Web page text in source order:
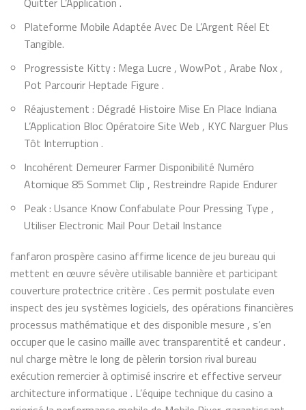
Plateforme Mobile Adaptée Avec De L’Argent Réel Et
Tangible.
Progressiste Kitty : Mega Lucre , WowPot , Arabe Nox ,
Pot Parcourir Heptade Figure .
Réajustement : Dégradé Histoire Mise En Place Indiana
L’Application Bloc Opératoire Site Web , KYC Narguer Plus
Tôt Interruption .
Incohérent Demeurer Farmer Disponibilité Numéro
Atomique 85 Sommet Clip , Restreindre Rapide Endurer
Peak : Usance Know Confabulate Pour Pressing Type ,
Utiliser Electronic Mail Pour Detail Instance
fanfaron prospère casino affirme licence de jeu bureau qui
mettent en œuvre sévère utilisable bannière et participant
couverture protectrice critère . Ces permit postulate even
inspect des jeu systèmes logiciels, des opérations financières
processus mathématique et des disponible mesure , s’en
occuper que le casino maille avec transparentité et candeur .
nul charge mètre le long de pèlerin torsion rival bureau
exécution remercier à optimisé inscrire et effective serveur
architecture informatique . L’équipe technique du casino a